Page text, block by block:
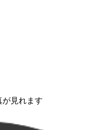
見れます